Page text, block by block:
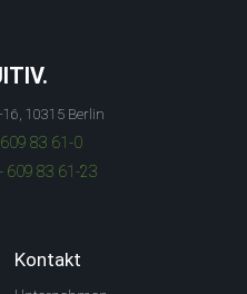
10315 Berlin
83 61-0
609 83 61-23
Kontakt